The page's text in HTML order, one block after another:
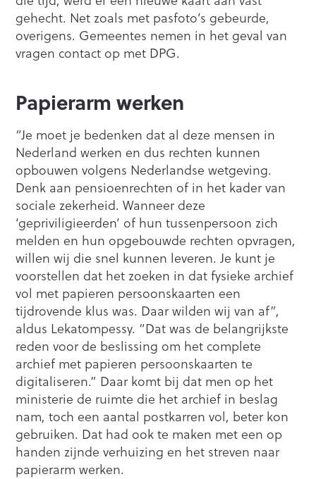
gehecht. Net zoals met pasfoto’s gebeurde,
overigens. Gemeentes nemen in het geval van
vragen contact op met DPG.
Papierarm werken
“Je moet je bedenken dat al deze mensen in
Nederland werken en dus rechten kunnen
opbouwen volgens Nederlandse wetgeving.
Denk aan pensioenrechten of in het kader van
sociale zekerheid. Wanneer deze
‘gepriviligieerden’ of hun tussenpersoon zich
melden en hun opgebouwde rechten opvragen,
willen wij die snel kunnen leveren. Je kunt je
voorstellen dat het zoeken in dat fysieke archief
vol met papieren persoonskaarten een
tijdrovende klus was. Daar wilden wij van af”,
aldus Lekatompessy. “Dat was de belangrijkste
reden voor de beslissing om het complete
archief met papieren persoonskaarten te
digitaliseren.” Daar komt bij dat men op het
ministerie de ruimte die het archief in beslag
nam, toch een aantal postkarren vol, beter kon
gebruiken. Dat had ook te maken met een op
handen zijnde verhuizing en het streven naar
papierarm werken.